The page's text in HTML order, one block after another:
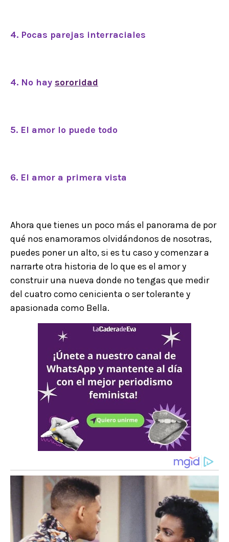
4. Pocas parejas interraciales
4. No hay sororidad
5. El amor lo puede todo
6. El amor a primera vista
Ahora que tienes un poco más el panorama de por
qué nos enamoramos olvidándonos de nosotras,
puedes poner un alto, si es tu caso y comenzar a
narrarte otra historia de lo que es el amor y
construir una nueva donde no tengas que medir
del cuatro como cenicienta o ser tolerante y
apasionada como Bella.